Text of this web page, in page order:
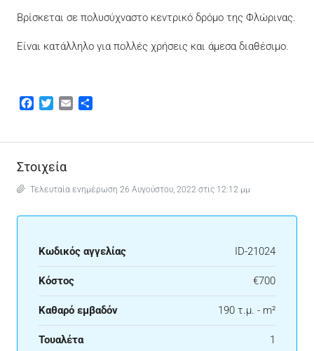
Βρίσκεται σε πολυσύχναστο κεντρικό δρόμο της Φλώρινας.
Είναι κατάλληλο για πολλές χρήσεις και άμεσα διαθέσιμο.
Facebook
TwitterEmail
Στοιχεία
Τελευταία ενημέρωση 26 Αυγούστου, 2022 στις 12:12 μμ
Κωδικός αγγελίας ID-21024
Κόστος €700
Καθαρό εμβαδόν 190 τ.μ. - m²
Τουαλέτα 1